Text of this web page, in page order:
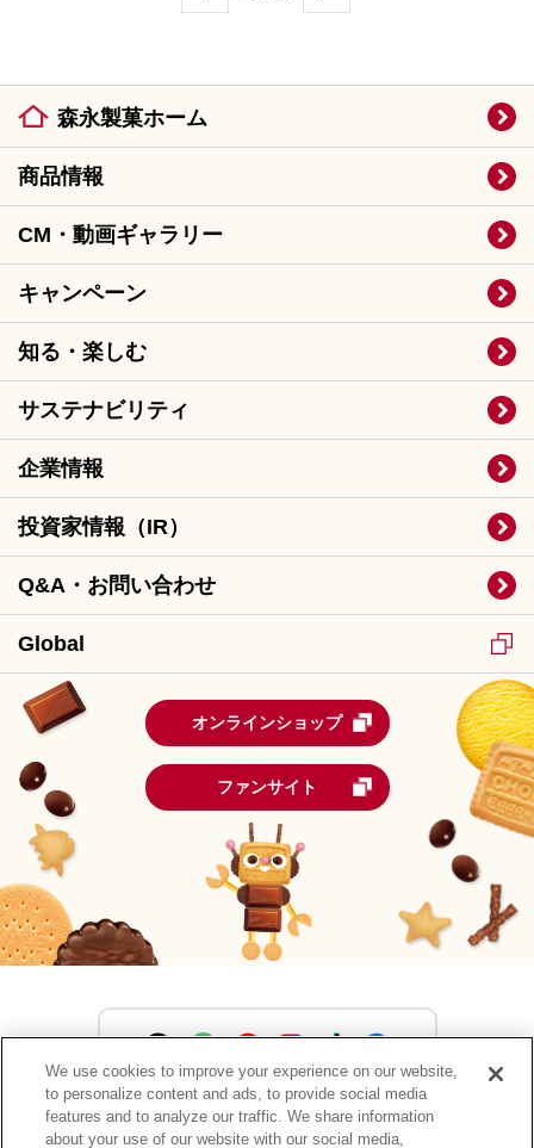
森永製菓ホーム
商品情報
CM・動画ギャラリー
キャンペーン
知る・楽しむ
サステナビリティ
企業情報
投資家情報（IR）
Q&A・お問い合わせ
Global
オンラインショップ
ファンサイト
森永製菓公式アカウント一覧
We use cookies to improve your experience on our website,
to personalize content and ads, to provide social media
features and to analyze our traffic. We share information
about your use of our website with our social media,